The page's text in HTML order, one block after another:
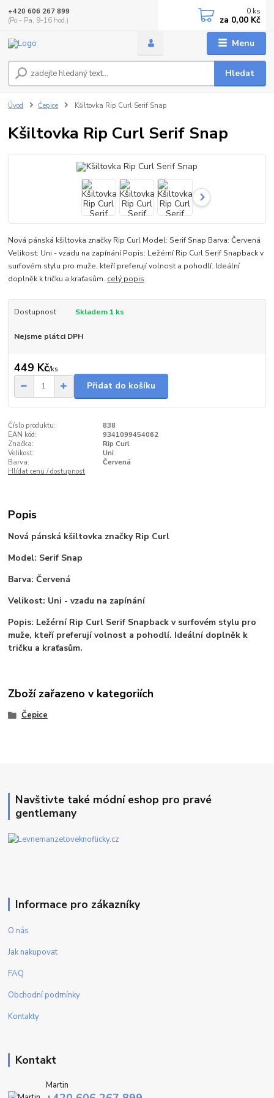
Menu
Hledat
+420 606 267 899
(Po - Pa, 9-16 hod.)
0 ks
za 0,00 Kč
Úvod Čepice Kšiltovka Rip Curl Serif Snap
Kšiltovka Rip Curl Serif Snap
Nová pánská kšiltovka značky Rip Curl Model: Serif Snap Barva: Červená
Velikost: Uni - vzadu na zapínání Popis: Ležérní Rip Curl Serif Snapback v
surfovém stylu pro muže, kteří preferují volnost a pohodlí. Ideální
doplněk k tričku a kraťasům. celý popis
Dostupnost Skladem 1 ks
Nejsme plátci DPH
449 Kč/ks
Přidat do košíku
Číslo produktu:
838
EAN kód:
9341099454062
Značka:
Rip Curl
Velikost:
Uni
Barva:
Červená
Hlídat cenu / dostupnost
Popis
Nová pánská kšiltovka značky Rip Curl
Model: Serif Snap
Barva: Červená
Velikost: Uni - vzadu na zapínání
Popis: Ležérní Rip Curl Serif Snapback v surfovém stylu pro
muže, kteří preferují volnost a pohodlí. Ideální doplněk k
tričku a kraťasům.
Zboží zařazeno v kategoriích
Čepice
Navštivte také módní eshop pro pravé
gentlemany
Informace pro zákazníky
O nás
Jak nakupovat
FAQ
Obchodní podmínky
Kontakty
Kontakt
Martin